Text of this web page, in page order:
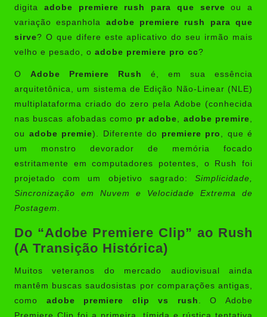
digita adobe premiere rush para que serve ou a
variação espanhola adobe premiere rush para que
sirve? O que difere este aplicativo do seu irmão mais
velho e pesado, o adobe premiere pro cc?
O Adobe Premiere Rush
é, em sua essência
arquitetônica, um sistema de Edição Não-Linear (NLE)
multiplataforma criado do zero pela Adobe (conhecida
nas buscas afobadas como pr adobe adobe premire
ou adobe premie). Diferente do premiere pro
, que é
um monstro devorador de memória focado
estritamente em computadores potentes, o Rush foi
projetado com um objetivo sagrado: Simplicidade,
Sincronização em Nuvem e Velocidade Extrema de
Postagem
Do “Adobe Premiere Clip” ao Rush
(A Transição Histórica)
Muitos veteranos do mercado audiovisual ainda
mantêm buscas saudosistas por comparações antigas,
como adobe premiere clip vs rush
. O Adobe